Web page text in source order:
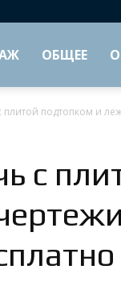
ОБЩЕЕ
плитой подтопком и
с